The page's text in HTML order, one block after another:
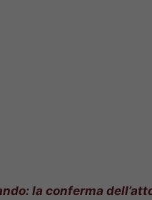
la conferma